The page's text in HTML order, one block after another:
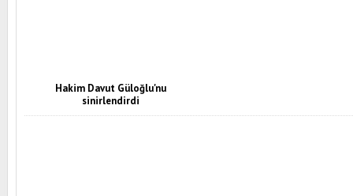
Hakim Davut Güloğlu'nu
sinirlendirdi